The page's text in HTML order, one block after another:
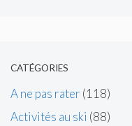
CATÉGORIES
A ne pas rater (118)
Activités au ski (88)